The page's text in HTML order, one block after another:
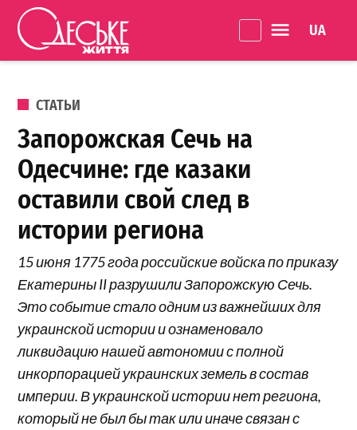
Перейти к содержанию
життя
ОПУБЛИКОВАНО В
СТАТЬИ
Запорожская Сечь на
Одесчине: где казаки
оставили свой след в
истории региона
15 июня 1775 года российские войска по приказу
Екатерины II разрушили Запорожскую Сечь.
Это событие стало одним из важнейших для
украинской истории и ознаменовало
ликвидацию нашей автономии с полной
инкорпорацией украинских земель в состав
империи. В украинской истории нет региона,
который не был бы так или иначе связан с